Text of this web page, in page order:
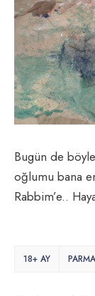
Bugün de
oğlumu bana
Rabbim’e..
18+ AY